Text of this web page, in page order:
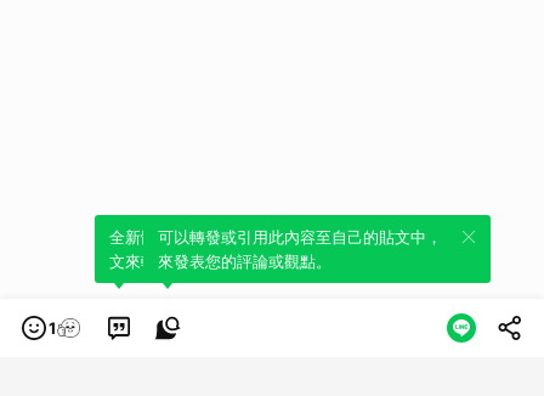
1
全新體驗！一鍵引用此內容，透過發布貼
文來輕鬆表達個人立場。
可以轉發或引用此內容至自己的貼文中，
來發表您的評論或觀點。